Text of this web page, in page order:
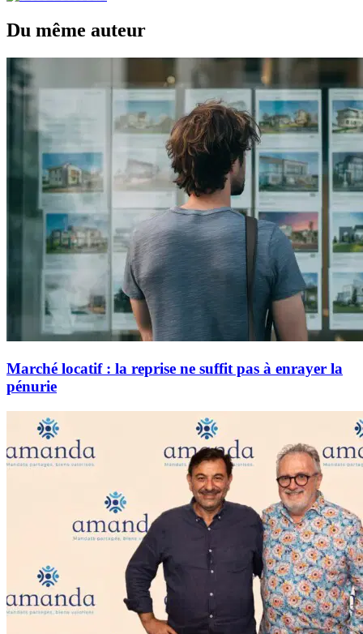
Du même auteur
Marché locatif : la reprise ne suffit pas à enrayer la
pénurie